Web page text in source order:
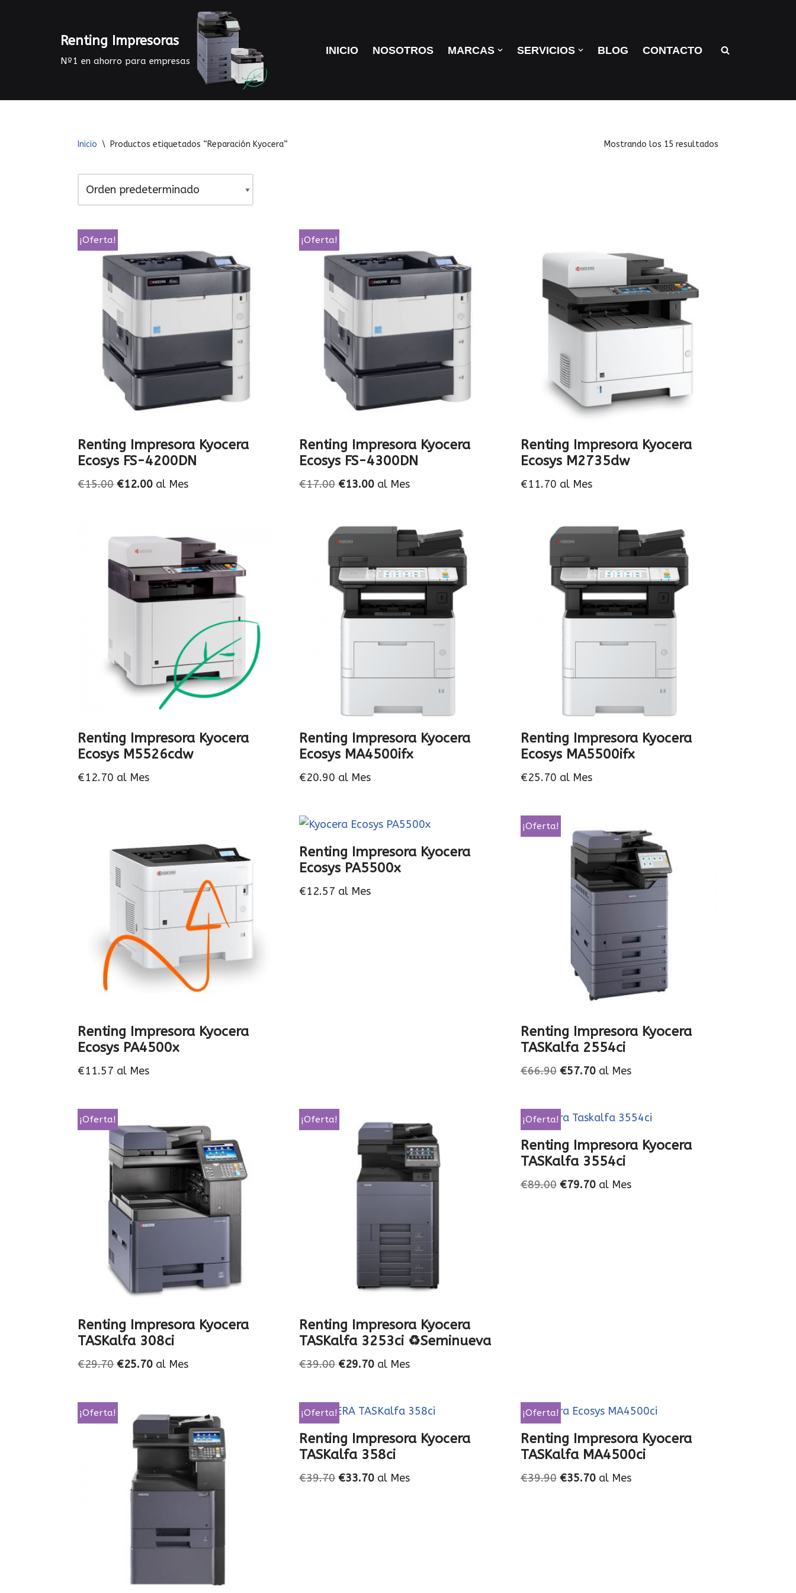
Renting Impresoras
Nº1 en ahorro para empresas
INICIO NOSOTROS MARCAS SERVICIOS BLOG CONTACTO
Inicio \ Productos etiquetados “Reparación Kyocera” Mostrando los 15 resultados
¡Oferta!
Renting Impresora Kyocera
Ecosys FS-4200DN
€15.00 €12.00 al Mes
¡Oferta!
Renting Impresora Kyocera
Ecosys FS-4300DN
€17.00 €13.00 al Mes
Renting Impresora Kyocera
Ecosys M2735dw
€11.70 al Mes
Renting Impresora Kyocera
Ecosys M5526cdw
€12.70 al Mes
Renting Impresora Kyocera
Ecosys MA4500ifx
€20.90 al Mes
Renting Impresora Kyocera
Ecosys MA5500ifx
€25.70 al Mes
Renting Impresora Kyocera
Ecosys PA4500x
€11.57 al Mes
Renting Impresora Kyocera
Ecosys PA5500x
€12.57 al Mes
¡Oferta!
Renting Impresora Kyocera
TASKalfa 2554ci
€66.90 €57.70 al Mes
¡Oferta!
Renting Impresora Kyocera
TASKalfa 308ci
€29.70 €25.70 al Mes
¡Oferta!
Renting Impresora Kyocera
TASKalfa 3253ci ♻️Seminueva
€39.00 €29.70 al Mes
¡Oferta!
Renting Impresora Kyocera
TASKalfa 3554ci
€89.00 €79.70 al Mes
¡Oferta! ¡Oferta!
Renting Impresora Kyocera
TASKalfa 358ci
€39.70 €33.70 al Mes
¡Oferta!
Renting Impresora Kyocera
TASKalfa MA4500ci
€39.90 €35.70 al Mes